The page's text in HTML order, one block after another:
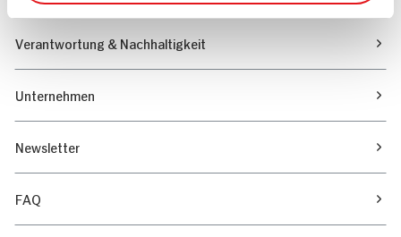
Verantwortung & Nachhaltigkeit
Unternehmen
Newsletter
FAQ